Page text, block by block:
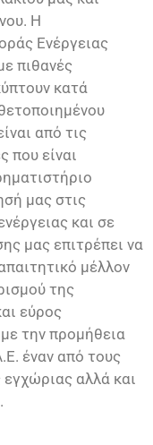
Η
Ενέργειας
πιθανές
κατά
από τις
που είναι
μας στις
και σε
μας επιτρέπει να
μέλλον
της
εύρος
την προμήθεια
έναν από τους
αλλά και